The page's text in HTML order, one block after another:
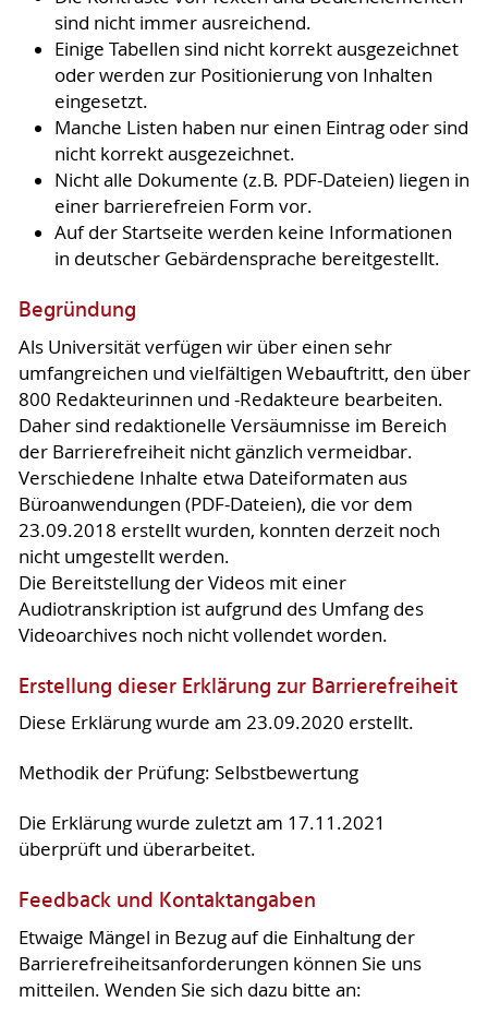
sind nicht immer ausreichend.
Einige Tabellen sind nicht korrekt ausgezeichnet
oder werden zur Positionierung von Inhalten
eingesetzt.
Manche Listen haben nur einen Eintrag oder sind
nicht korrekt ausgezeichnet.
Nicht alle Dokumente (z.B. PDF-Dateien) liegen in
einer barrierefreien Form vor.
Auf der Startseite werden keine Informationen
in deutscher Gebärdensprache bereitgestellt.
Begründung
Als Universität verfügen wir über einen sehr
umfangreichen und vielfältigen Webauftritt, den über
800 Redakteurinnen und -Redakteure bearbeiten.
Daher sind redaktionelle Versäumnisse im Bereich
der Barrierefreiheit nicht gänzlich vermeidbar.
Verschiedene Inhalte etwa Dateiformaten aus
Büroanwendungen (PDF-Dateien), die vor dem
23.09.2018 erstellt wurden, konnten derzeit noch
nicht umgestellt werden.
Die Bereitstellung der Videos mit einer
Audiotranskription ist aufgrund des Umfang des
Videoarchives noch nicht vollendet worden.
Erstellung dieser Erklärung zur Barrierefreiheit
Diese Erklärung wurde am 23.09.2020 erstellt.
Methodik der Prüfung: Selbstbewertung
Die Erklärung wurde zuletzt am 17.11.2021
überprüft und überarbeitet.
Feedback und Kontaktangaben
Etwaige Mängel in Bezug auf die Einhaltung der
Barrierefreiheitsanforderungen können Sie uns
mitteilen. Wenden Sie sich dazu bitte an: